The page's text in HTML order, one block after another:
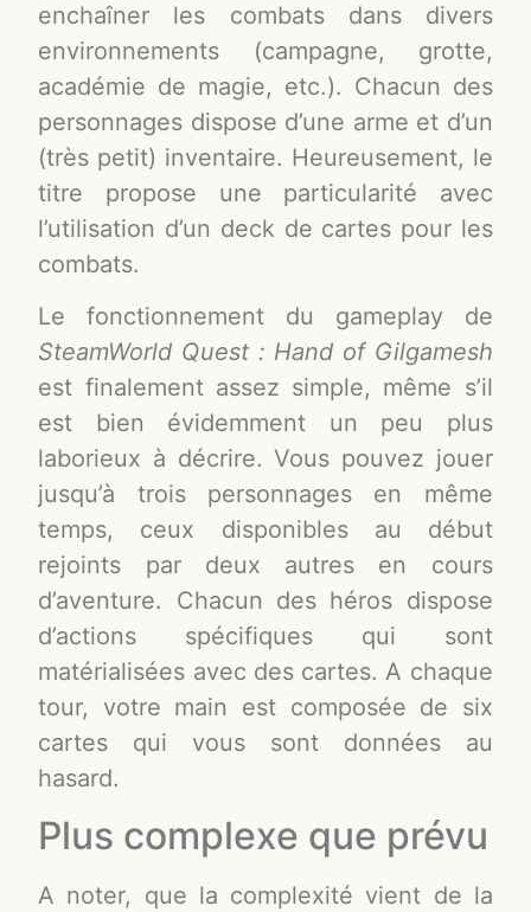
enchaîner les combats dans divers
environnements (campagne, grotte,
académie de magie, etc.). Chacun des
personnages dispose d’une arme et d’un
(très petit) inventaire. Heureusement, le
titre propose une particularité avec
l’utilisation d’un deck de cartes pour les
combats.
Le fonctionnement du gameplay de
SteamWorld Quest : Hand of Gilgamesh
est finalement assez simple, même s’il
est bien évidemment un peu plus
laborieux à décrire. Vous pouvez jouer
jusqu’à trois personnages en même
temps, ceux disponibles au début
rejoints par deux autres en cours
d’aventure. Chacun des héros dispose
d’actions spécifiques qui sont
matérialisées avec des cartes. A chaque
tour, votre main est composée de six
cartes qui vous sont données au
hasard.
Plus complexe que prévu
A noter, que la complexité vient de la